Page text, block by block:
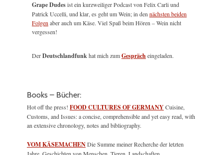
Grape Dudesist ein kurzweiliger Podcast von Felix Carli und
Patrick Uccelli, und klar, es geht um Wein; in dennächsten beiden
Folgenaber auch um Käse. Viel Spaß beim Hören – Wein nicht
vergessen!
DerDeutschlandfunkhat mich zumGesprächeingeladen.
Books – Bücher:
Hot off the press! FOOD CULTURES OF GERMANYCuisine,
Customs, and Issues: a concise, comprehensible and yet easy read, with
an extensive chronology, notes and bibliography.
VOM KÄSEMACHENDie Summe meiner Recherche der letzten